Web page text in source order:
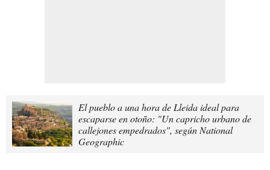
El pueblo a una hora de Lleida ideal para
escaparse en otoño: "Un capricho urbano de
callejones empedrados", según National
Geographic